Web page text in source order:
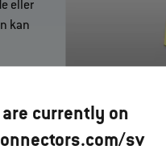
are currently on
sv
eller
kan